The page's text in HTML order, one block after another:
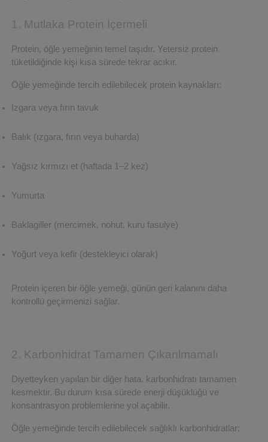
1. Mutlaka Protein İçermeli
Protein, öğle yemeğinin temel taşıdır. Yetersiz protein
tüketildiğinde kişi kısa sürede tekrar acıkır.
Öğle yemeğinde tercih edilebilecek protein kaynakları:
Izgara veya fırın tavuk
Balık (ızgara, fırın veya buharda)
Yağsız kırmızı et (haftada 1–2 kez)
Yumurta
Baklagiller (mercimek, nohut, kuru fasulye)
Yoğurt veya kefir (destekleyici olarak)
Protein içeren bir öğle yemeği, günün geri kalanını daha
kontrollü geçirmenizi sağlar.
2. Karbonhidrat Tamamen Çıkarılmamalı
Diyetteyken yapılan bir diğer hata, karbonhidratı tamamen
kesmektir. Bu durum kısa sürede enerji düşüklüğü ve
konsantrasyon problemlerine yol açabilir.
Öğle yemeğinde tercih edilebilecek sağlıklı karbonhidratlar: